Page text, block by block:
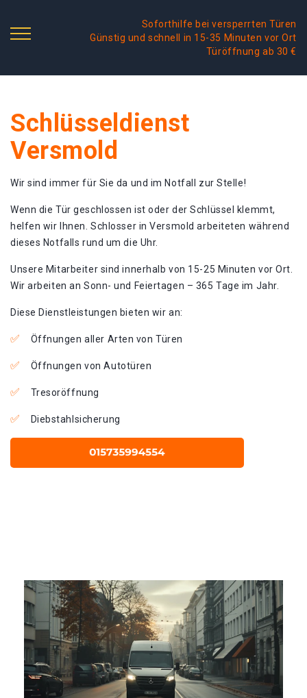
Soforthilfe bei versperrten Türen
Günstig und schnell in 15-35 Minuten vor Ort
Türöffnung ab 30 €
Schlüsseldienst
Versmold
Wir sind immer für Sie da und im Notfall zur Stelle!
Wenn die Tür geschlossen ist oder der Schlüssel klemmt,
helfen wir Ihnen. Schlosser in Versmold arbeiteten während
dieses Notfalls rund um die Uhr.
Unsere Mitarbeiter sind innerhalb von 15-25 Minuten vor Ort.
Wir arbeiten an Sonn- und Feiertagen – 365 Tage im Jahr.
Diese Dienstleistungen bieten wir an:
Öffnungen aller Arten von Türen
Öffnungen von Autotüren
Tresoröffnung
Diebstahlsicherung